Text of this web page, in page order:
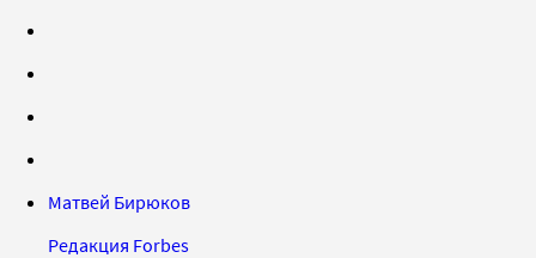
Матвей Бирюков
Редакция Forbes